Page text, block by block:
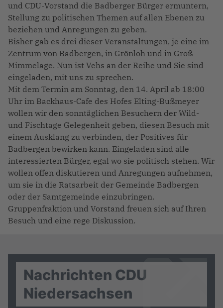
und CDU-Vorstand die Badberger Bürger ermuntern,
Stellung zu politischen Themen auf allen Ebenen zu
beziehen und Anregungen zu geben.
Bisher gab es drei dieser Veranstaltungen, je eine im
Zentrum von Badbergen, in Grönloh und in Groß
Mimmelage. Nun ist Vehs an der Reihe und Sie sind
eingeladen, mit uns zu sprechen.
Mit dem Termin am Sonntag, den 14. April ab 18:00
Uhr im Backhaus-Cafe des Hofes Elting-Bußmeyer
wollen wir den sonntäglichen Besuchern der Wild-
und Fischtage Gelegenheit geben, diesen Besuch mit
einem Ausklang zu verbinden, der Positives für
Badbergen bewirken kann. Eingeladen sind alle
interessierten Bürger, egal wo sie politisch stehen. Wir
wollen offen diskutieren und Anregungen aufnehmen,
um sie in die Ratsarbeit der Gemeinde Badbergen
oder der Samtgemeinde einzubringen.
Gruppenfraktion und Vorstand freuen sich auf Ihren
Besuch und eine rege Diskussion.
Nachrichten CDU
Niedersachsen